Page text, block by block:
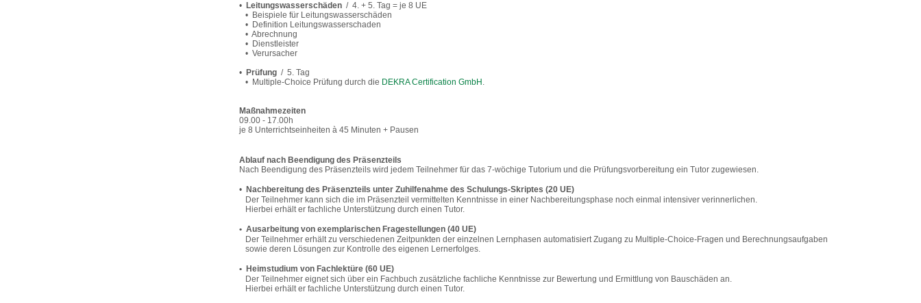
• Leitungswasserschäden / 4. + 5. Tag = je 8 UE
• Beispiele für Leitungswasserschäden
• Definition Leitungswasserschaden
• Abrechnung
• Dienstleister
• Verursacher
• Prüfung / 5. Tag
• Multiple-Choice Prüfung durch die DEKRA Certification GmbH .
Maßnahmezeiten
09.00 - 17.00h
je 8 Unterrichtseinheiten à 45 Minuten + Pausen
Ablauf nach Beendigung des Präsenzteils
Nach Beendigung des Präsenzteils wird jedem Teilnehmer für das 7-wöchige Tutorium und die Prüfungsvorbereitung ein Tutor zugewiesen.
• Nachbereitung des Präsenzteils unter Zuhilfenahme des Schulungs-Skriptes (20 UE)
Der Teilnehmer kann sich die im Präsenzteil vermittelten Kenntnisse in einer Nachbereitungsphase noch einmal intensiver verinnerlichen.
Hierbei erhält er fachliche Unterstützung durch einen Tutor.
• Ausarbeitung von exemplarischen Fragestellungen (40 UE)
Der Teilnehmer erhält zu verschiedenen Zeitpunkten der einzelnen Lernphasen automatisiert Zugang zu Multiple-Choice-Fragen und Berechnungsaufgaben
sowie deren Lösungen zur Kontrolle des eigenen Lernerfolges.
• Heimstudium von Fachlektüre (60 UE)
Der Teilnehmer eignet sich über ein Fachbuch zusätzliche fachliche Kenntnisse zur Bewertung und Ermittlung von Bauschäden an.
Hierbei erhält er fachliche Unterstützung durch einen Tutor.